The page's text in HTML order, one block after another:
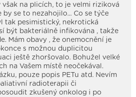
však na plicích, to je velmi riziková
by se to nezahojilo... Co se týče
tak pesimistický, nekrotická
být bakteriálně infikována , takže
Mám obavy , že onemocnění je
s možnou duplicitou
ještě zhoršovalo. Bohužel velké
na Vašem místě neočekával.
pouze popis PETu atd. Nevím
radioterapii či
zkušený onkolog i po